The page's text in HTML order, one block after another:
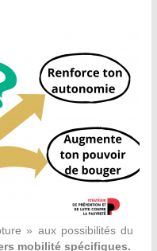
» aux possibilités du
mobilité spécifiques.